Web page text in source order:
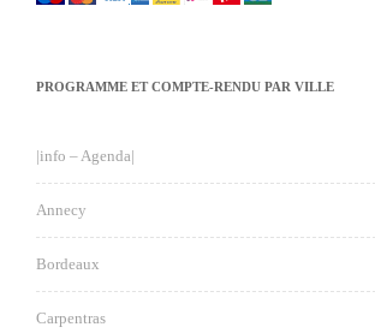
PROGRAMME ET COMPTE-RENDU PAR VILLE
|info – Agenda|
Annecy
Bordeaux
Carpentras